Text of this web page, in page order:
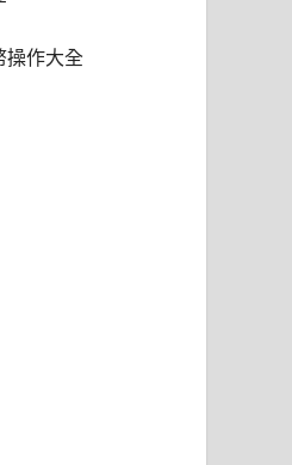
操作大全